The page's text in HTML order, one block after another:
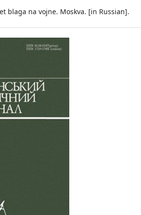
blaga na vojne. Moskva. [in Russian].